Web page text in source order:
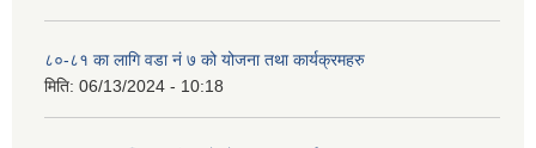
८०-८१ का लागि वडा नं ७ को योजना तथा कार्यक्रमहरु
मिति: 06/13/2024 - 10:18